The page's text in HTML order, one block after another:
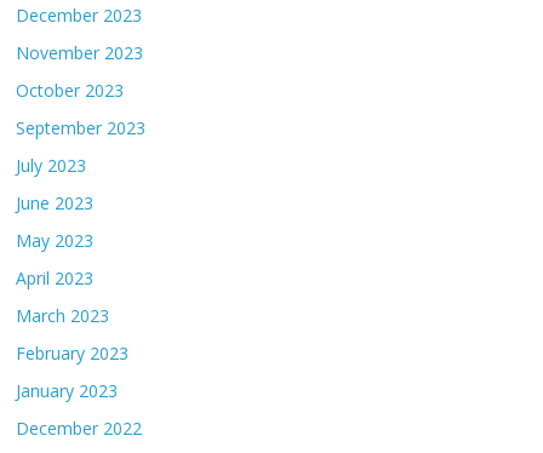
December 2023
November 2023
October 2023
September 2023
July 2023
June 2023
May 2023
April 2023
March 2023
February 2023
January 2023
December 2022